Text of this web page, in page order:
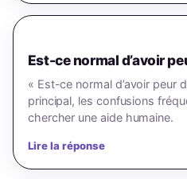
Est-ce normal d’avoir
« Est-ce normal d’avoir peur
principal, les confusions
chercher une aide humaine.
Lire la réponse